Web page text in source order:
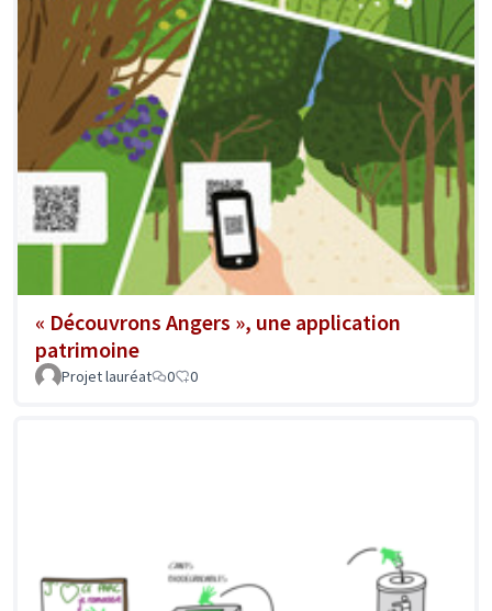
« Découvrons Angers », une application
patrimoine
Projet lauréat 0 0